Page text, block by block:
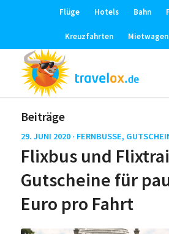
Flüge Hotels Bahn
Kreuzfahrten Mietwagen
Beiträge
29. JUNI 2020 · FERNBUSSE,
Flixbus und
Gutscheine für
Euro pro Fahrt